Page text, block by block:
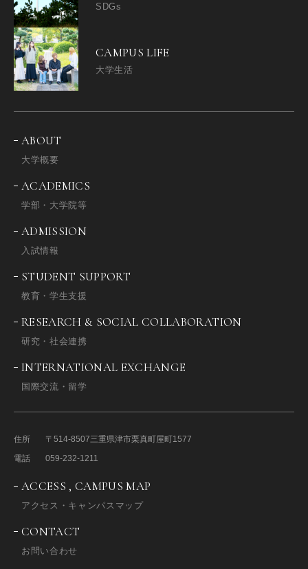
SDGs
CAMPUS LIFE
大学生活
ABOUT
大学概要
ACADEMICS
学部・大学院等
ADMISSION
入試情報
STUDENT SUPPORT
教育・学生支援
RESEARCH & SOCIAL COLLABORATION
研究・社会連携
INTERNATIONAL EXCHANGE
国際交流・留学
住所 〒514-8507三重県津市栗真町屋町1577
電話
059-232-1211
ACCESS , CAMPUS MAP
アクセス・キャンパスマップ
CONTACT
お問い合わせ